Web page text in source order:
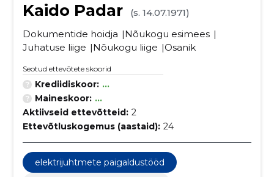
Kaido Padar
(s. 14.07.1971)
Dokumentide hoidja
Nõukogu esimees
Juhatuse liige
Nõukogu liige Osanik
Seotud ettevõtete skoorid
Krediidiskoor: ...
Maineskoor: ...
Aktiivseid ettevõtteid: 2
Ettevõtluskogemus (aastaid): 24
elektrijuhtmete paigaldustööd